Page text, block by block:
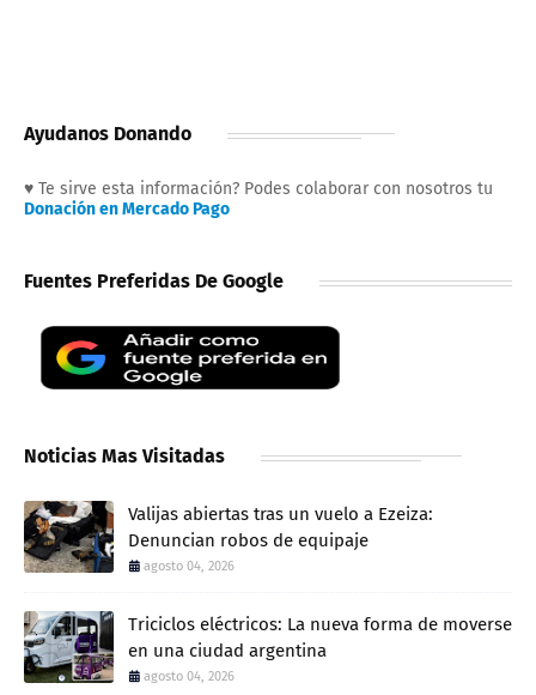
Ayudanos Donando
♥ Te sirve esta información? Podes colaborar con nosotros tu
Donación en Mercado Pago
Fuentes Preferidas De Google
Noticias Mas Visitadas
Valijas abiertas tras un vuelo a Ezeiza:
Denuncian robos de equipaje
agosto 04, 2026
Triciclos eléctricos: La nueva forma de moverse
en una ciudad argentina
agosto 04, 2026